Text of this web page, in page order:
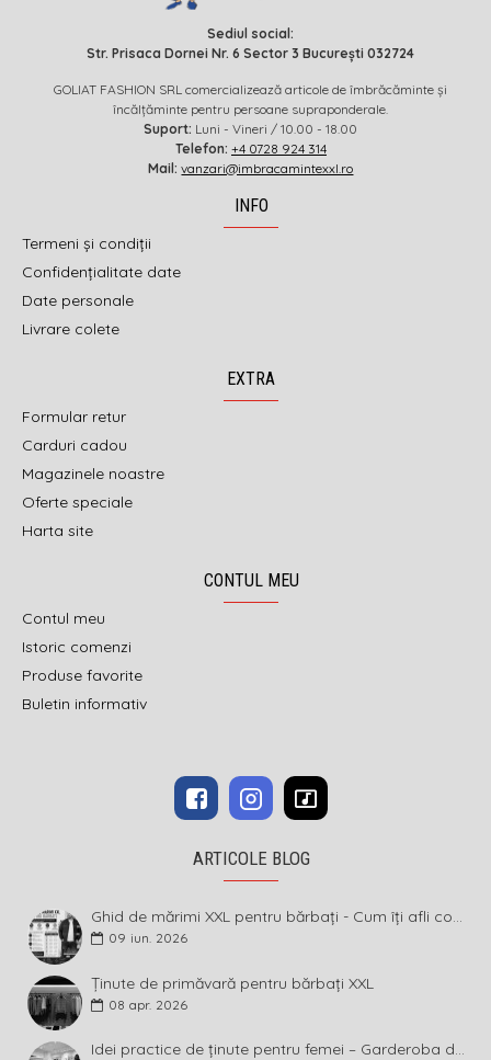
Sediul social:
Str. Prisaca Dornei Nr. 6 Sector 3 București 032724
GOLIAT FASHION SRL comercializează articole de îmbrăcăminte și
încălțăminte pentru persoane supraponderale.
Suport: Luni - Vineri / 10.00 - 18.00
Telefon: +4 0728 924 314
Mail: vanzari@imbracamintexxl.ro
INFO
Termeni și condiții
Confidențialitate date
Date personale
Livrare colete
EXTRA
Formular retur
Carduri cadou
Magazinele noastre
Oferte speciale
Harta site
CONTUL MEU
Contul meu
Istoric comenzi
Produse favorite
Buletin informativ
ARTICOLE BLOG
Ghid de mărimi XXL pentru bărbați - Cum îți afli corect măsura și ce înseamnă diferența dintre mărimi
09 iun. 2026
Ținute de primăvară pentru bărbați XXL
08 apr. 2026
Idei practice de ținute pentru femei – Garderoba de primăvară 2026 în mărimi mari